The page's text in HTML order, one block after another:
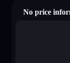
No price